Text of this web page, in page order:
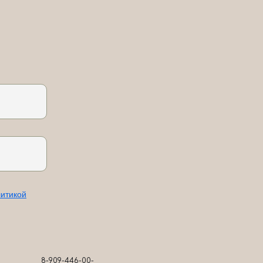
8-909-446-00-